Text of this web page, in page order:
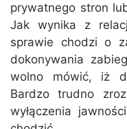
prywatnego stron
Jak wynika z
sprawie chodzi o
dokonywania
wolno mówić, iż
Bardzo trudno
wyłączenia